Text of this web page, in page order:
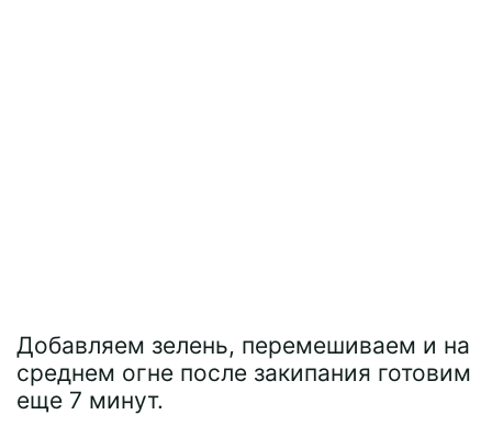
Добавляем зелень, перемешиваем и на
среднем огне после закипания готовим
еще 7 минут.